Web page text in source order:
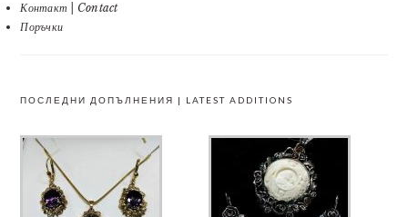
Контакт | Contact
Поръчки
ПОСЛЕДНИ ДОПЪЛНЕНИЯ | LATEST ADDITIONS